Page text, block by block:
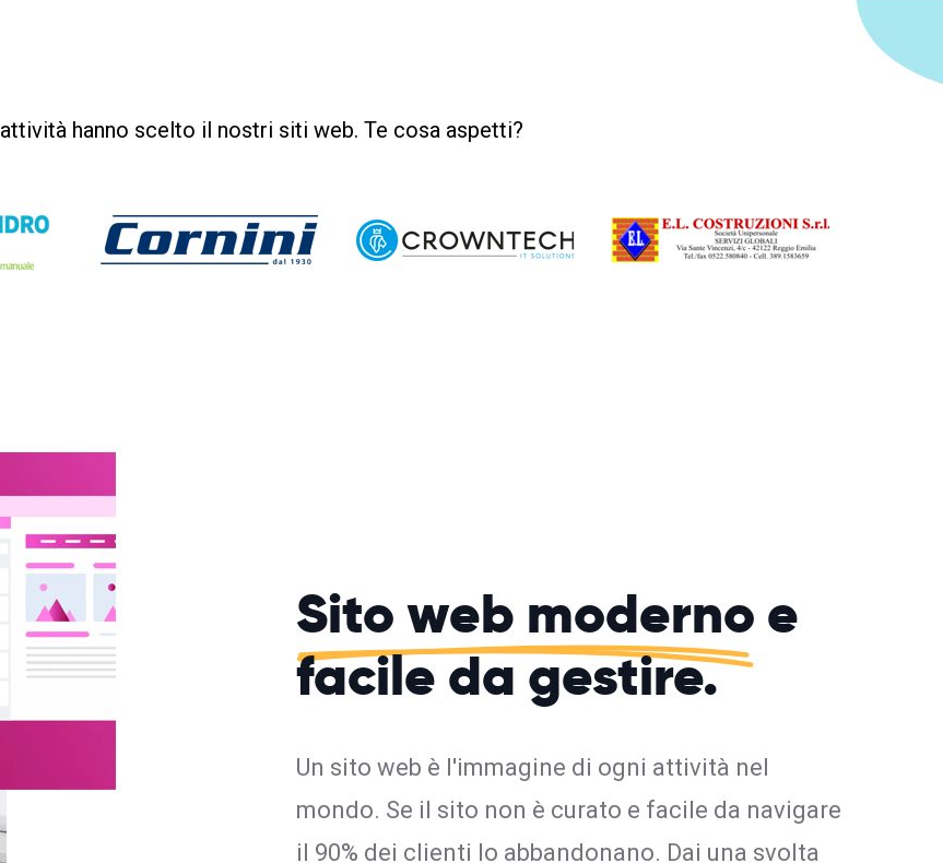
attività hanno scelto il nostri siti web. Te cosa aspetti?
Sito web moderno e
facile da gestire.
Un sito web è l'immagine di ogni attività nel
mondo. Se il sito non è curato e facile da navigare
il 90% dei clienti lo abbandonano. Dai una svolta